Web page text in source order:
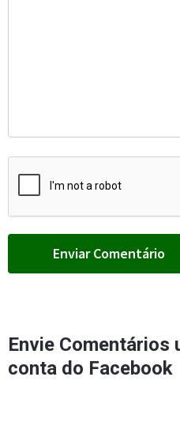
Envie Comentários
conta do Facebook